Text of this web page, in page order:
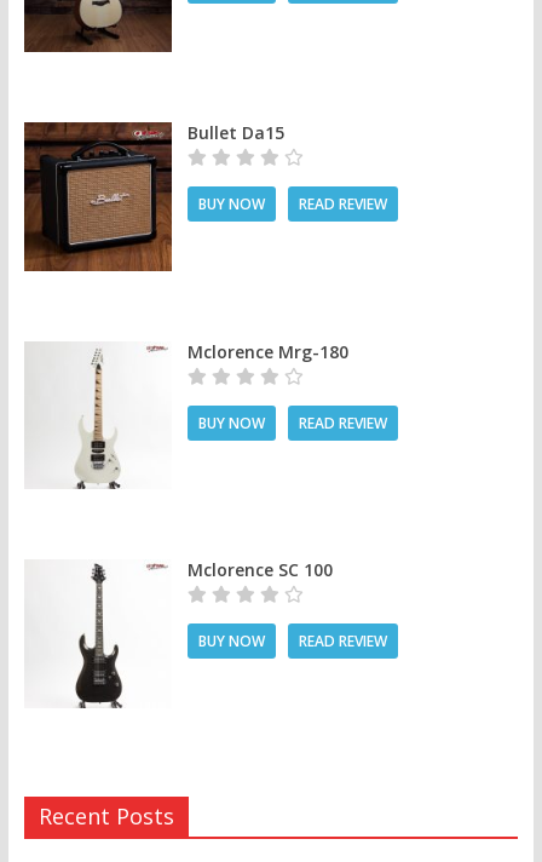
Bullet Da15
BUY NOW READ REVIEW
Mclorence Mrg-180
BUY NOW READ REVIEW
Mclorence SC 100
BUY NOW READ REVIEW
Recent Posts